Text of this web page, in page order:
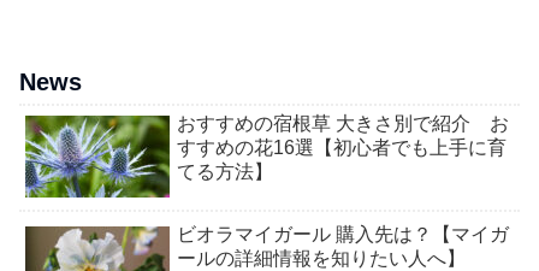
News
おすすめの宿根草 大きさ別で紹介 お
すすめの花16選【初心者でも上手に育
てる方法】
ビオラマイガール 購入先は？【マイガ
ールの詳細情報を知りたい人へ】